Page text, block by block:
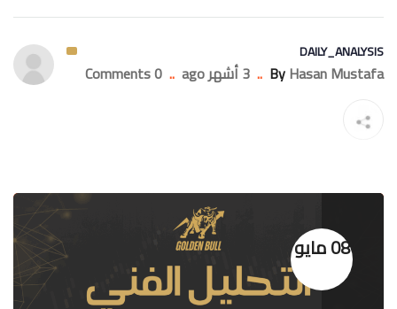
DAILY_ANALYSIS
ByHasan Mustafa
.. 3 أشهر ago ..
0 Comments
08 مايو